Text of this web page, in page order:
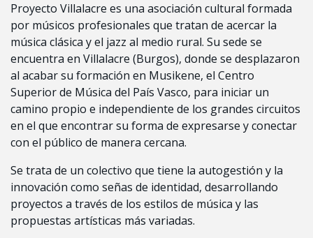
Proyecto Villalacre es una asociación cultural formada
por músicos profesionales que tratan de acercar la
música clásica y el jazz al medio rural. Su sede se
encuentra en Villalacre (Burgos), donde se desplazaron
al acabar su formación en Musikene, el Centro
Superior de Música del País Vasco, para iniciar un
camino propio e independiente de los grandes circuitos
en el que encontrar su forma de expresarse y conectar
con el público de manera cercana.
Se trata de un colectivo que tiene la autogestión y la
innovación como señas de identidad, desarrollando
proyectos a través de los estilos de música y las
propuestas artísticas más variadas.